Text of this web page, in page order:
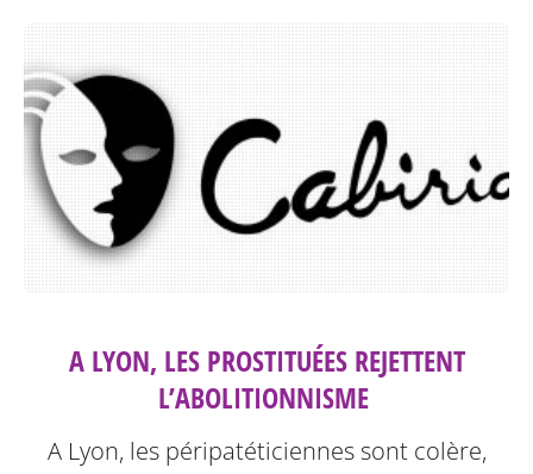
A LYON, LES PROSTITUÉES REJETTENT
L’ABOLITIONNISME ‎
A Lyon, les péripatéticiennes sont colère,